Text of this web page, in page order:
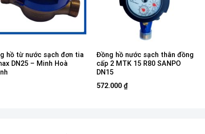
hồ từ nước sạch đơn tia
DN25 – Minh Hoà
Đồng hồ nước sạch thân đồng
cấp 2 MTK 15 R80 SANPO
DN15
572.000 ₫